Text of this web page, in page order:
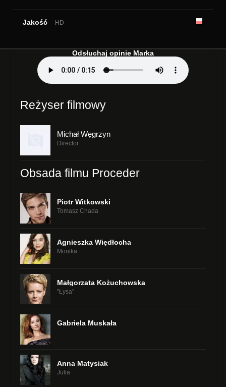
Jakość HD
Odsłuchaj opinie Marka
Reżyser filmowy
Michał Węgrzyn
Director
Obsada filmu Proceder
Piotr Witkowski
Tomasz Chada
Agnieszka Więdłocha
Monika
Małgorzata Kożuchowska
"Łysa"
Gabriela Muskała
Anna Matysiak
Julia